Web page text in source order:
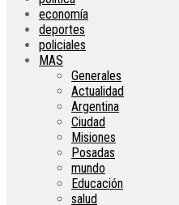
economía
deportes
policiales
MAS
Generales
Actualidad
Argentina
Ciudad
Misiones
Posadas
mundo
Educación
salud